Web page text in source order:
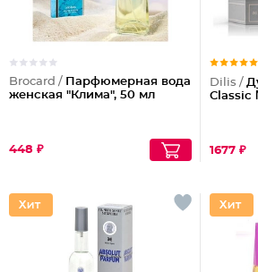
Brocard / Парфюмерная вода
женская "Клима", 50 мл
448 ₽
Dilis /
1677 ₽